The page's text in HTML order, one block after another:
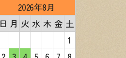
2026年8月
日 月 火 水 木 金 土
1